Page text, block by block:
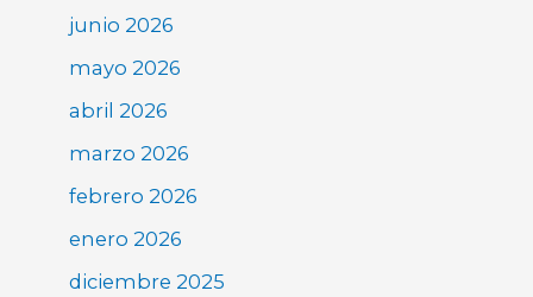
junio 2026
mayo 2026
abril 2026
marzo 2026
febrero 2026
enero 2026
diciembre 2025